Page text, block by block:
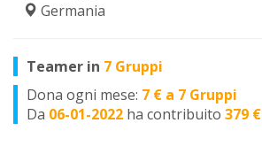
Germania
Teamer in 7 Gruppi
Dona ogni mese: 7 € a 7 Gruppi
Da 06-01-2022 ha contribuito 379 €